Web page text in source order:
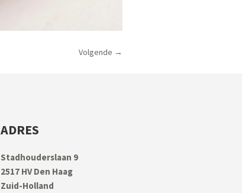
Volgende →
ADRES
Stadhouderslaan 9
2517 HV Den Haag
Zuid-Holland